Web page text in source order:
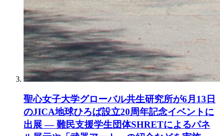
聖心女子大学グローバル共生研究所が6月13日
のJICA地球ひろば設立20周年記念イベントに
出展 ― 難民支援学生団体SHRETによるパネ